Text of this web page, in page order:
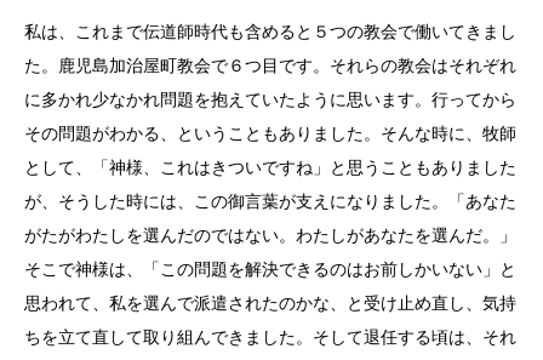
私は、これまで伝道師時代も含めると５つの教会で働いてきまし
た。鹿児島加治屋町教会で６つ目です。それらの教会はそれぞれ
に多かれ少なかれ問題を抱えていたように思います。行ってから
その問題がわかる、ということもありました。そんな時に、牧師
として、「神様、これはきついですね」と思うこともありました
が、そうした時には、この御言葉が支えになりました。「あなた
がたがわたしを選んだのではない。わたしがあなたを選んだ。」
そこで神様は、「この問題を解決できるのはお前しかいない」と
思われて、私を選んで派遣されたのかな、と受け止め直し、気持
ちを立て直して取り組んできました。そして退任する頃は、それ